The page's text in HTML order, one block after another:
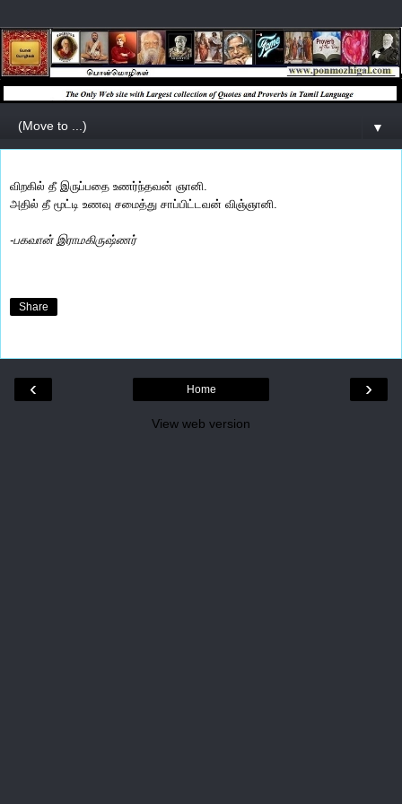
▼
விறகில் தீ இருப்பதை உணர்ந்தவன் ஞானி.
அதில் தீ மூட்டி உணவு சமைத்து சாப்பிட்டவன் விஞ்ஞானி.
-பகவான் இராமகிருஷ்ணர்
Share
‹ ›
Home
View web version